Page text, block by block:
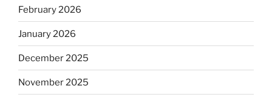
February 2026
January 2026
December 2025
November 2025